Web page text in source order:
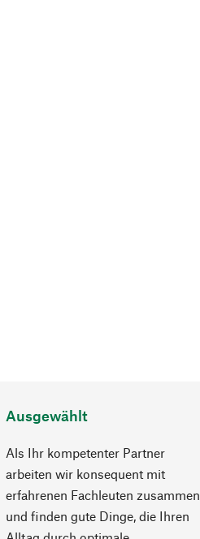
Ausgewählt
Als Ihr kompetenter Partner
arbeiten wir konsequent mit
erfahrenen Fachleuten zusammen
und finden gute Dinge, die Ihren